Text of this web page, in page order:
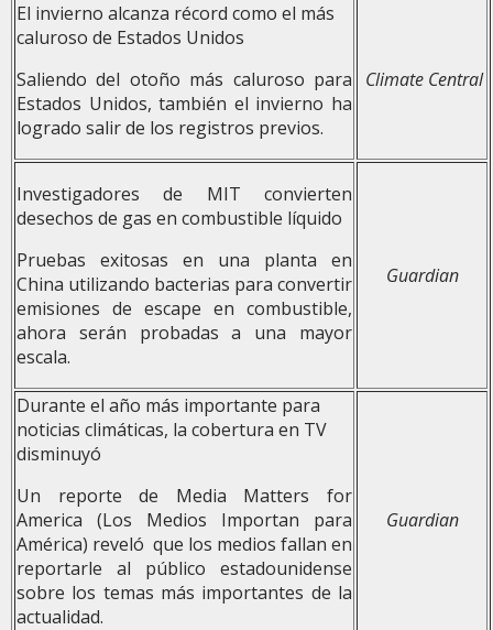
El invierno alcanza récord como el más
caluroso de Estados Unidos
Saliendo del otoño más caluroso para
Estados Unidos, también el invierno ha
logrado salir de los registros previos.
Climate Central
Investigadores de MIT convierten
desechos de gas en combustible líquido
Pruebas exitosas en una planta en
China utilizando bacterias para convertir
emisiones de escape en combustible,
ahora serán probadas a una mayor
escala.
Guardian
Durante el año más importante para
noticias climáticas, la cobertura en TV
disminuyó
Un reporte de Media Matters for
America (Los Medios Importan para
América) reveló que los medios fallan en
reportarle al público estadounidense
sobre los temas más importantes de la
actualidad.
Guardian